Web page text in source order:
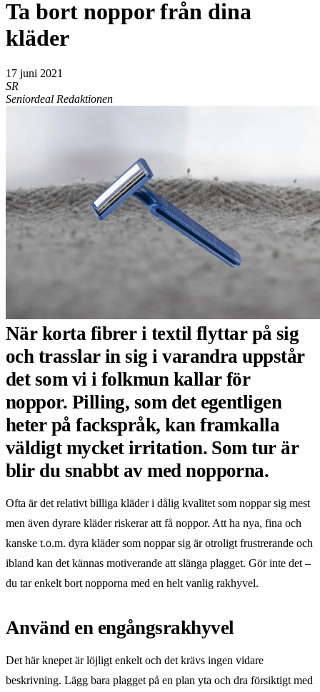
Ta bort noppor från dina
kläder
17 juni 2021
SR
Seniordeal Redaktionen
När korta fibrer i textil flyttar på sig
och trasslar in sig i varandra uppstår
det som vi i folkmun kallar för
noppor. Pilling, som det egentligen
heter på fackspråk, kan framkalla
väldigt mycket irritation. Som tur är
blir du snabbt av med nopporna.
Ofta är det relativt billiga kläder i dålig kvalitet som noppar sig mest
men även dyrare kläder riskerar att få noppor. Att ha nya, fina och
kanske t.o.m. dyra kläder som noppar sig är otroligt frustrerande och
ibland kan det kännas motiverande att slänga plagget. Gör inte det –
du tar enkelt bort nopporna med en helt vanlig rakhyvel.
Använd en engångsrakhyvel
Det här knepet är löjligt enkelt och det krävs ingen vidare
beskrivning. Lägg bara plagget på en plan yta och dra försiktigt med